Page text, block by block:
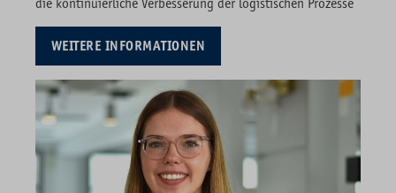
die kontinuierliche Verbesserung der logistischen Prozesse
WEITERE INFORMATIONEN